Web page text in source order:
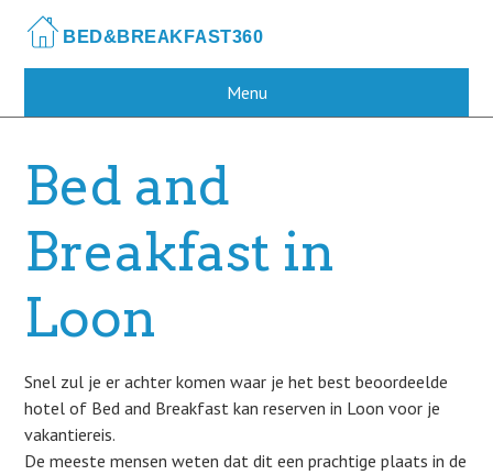
main
Menu
Bed and
Breakfast in
Loon
Snel zul je er achter komen waar je het best beoordeelde
hotel of Bed and Breakfast kan reserven in Loon voor je
vakantiereis.
De meeste mensen weten dat dit een prachtige plaats in de